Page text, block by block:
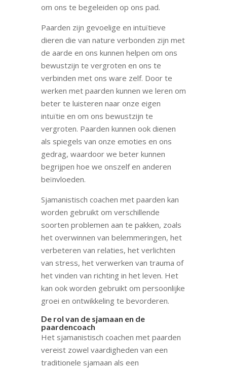
om ons te begeleiden op ons pad.
Paarden zijn gevoelige en intuïtieve
dieren die van nature verbonden zijn met
de aarde en ons kunnen helpen om ons
bewustzijn te vergroten en ons te
verbinden met ons ware zelf. Door te
werken met paarden kunnen we leren om
beter te luisteren naar onze eigen
intuïtie en om ons bewustzijn te
vergroten. Paarden kunnen ook dienen
als spiegels van onze emoties en ons
gedrag, waardoor we beter kunnen
begrijpen hoe we onszelf en anderen
beïnvloeden.
Sjamanistisch coachen met paarden kan
worden gebruikt om verschillende
soorten problemen aan te pakken, zoals
het overwinnen van belemmeringen, het
verbeteren van relaties, het verlichten
van stress, het verwerken van trauma of
het vinden van richting in het leven. Het
kan ook worden gebruikt om persoonlijke
groei en ontwikkeling te bevorderen.
De rol van de sjamaan en de
paardencoach
Het sjamanistisch coachen met paarden
vereist zowel vaardigheden van een
traditionele sjamaan als een